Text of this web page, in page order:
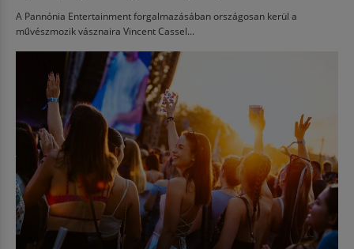
A Pannónia Entertainment forgalmazásában országosan kerül a
művészmozik vásznaira Vincent Cassel...